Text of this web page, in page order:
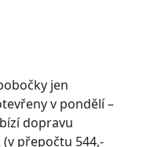
jen
v pondělí –
dopravu
přepočtu 544,-